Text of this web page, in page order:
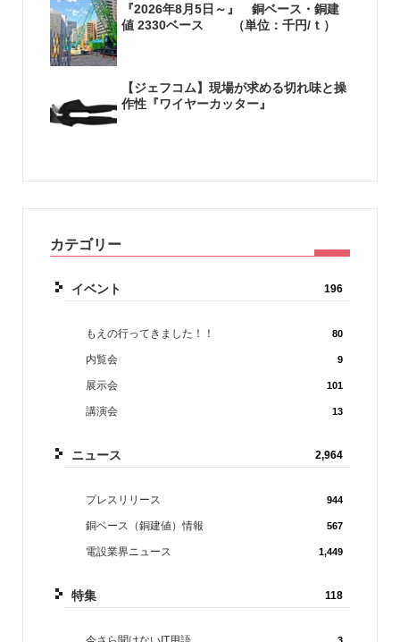
『2026年8月5日～』 銅ベース・銅建
値 2330ベース （単位：千円/ｔ）
【ジェフコム】現場が求める切れ味と操
作性『ワイヤーカッター』
カテゴリー
イベント 196
もえの行ってきました！！ 80
内覧会 9
展示会 101
講演会 13
ニュース 2,964
プレスリリース 944
銅ベース（銅建値）情報 567
電設業界ニュース 1,449
特集 118